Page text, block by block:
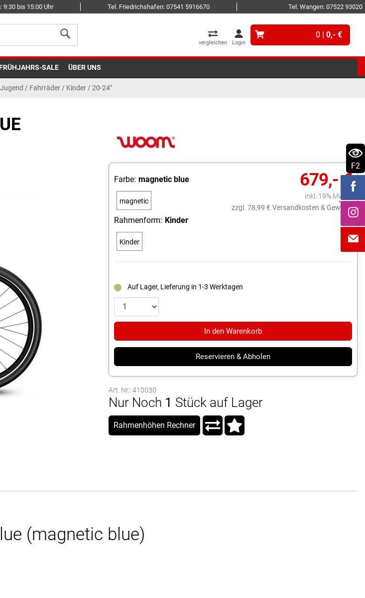
9:30 bis 15:00 Uhr Tel. Friedrichshafen: 07541 5916670 Tel. Wangen: 07522 93020
vergleichen Login
0 | 0,- €
FRÜHJAHRS-SALE ÜBER UNS
/ Fahrräder / Kinder / 20-24"
679,- €
inkl. 19% MwSt.
zzgl. 78,99 € Versandkosten & Gewicht
Farbe: magnetic blue
magnetic
Rahmenform: Kinder
Kinder
Auf Lager, Lieferung in 1-3 Werktagen
In den Warenkorb
Reservieren & Abholen
Art. Nr.: 410030
Nur Noch 1 Stück auf Lager
Rahmenhöhen Rechner
(magnetic blue)
F2